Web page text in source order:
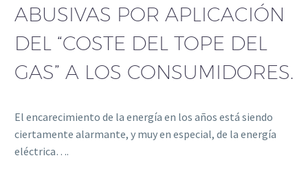
ABUSIVAS POR APLICACIÓN
DEL “COSTE DEL TOPE DEL
GAS” A LOS CONSUMIDORES.
El encarecimiento de la energía en los años está siendo
ciertamente alarmante, y muy en especial, de la energía
eléctrica….